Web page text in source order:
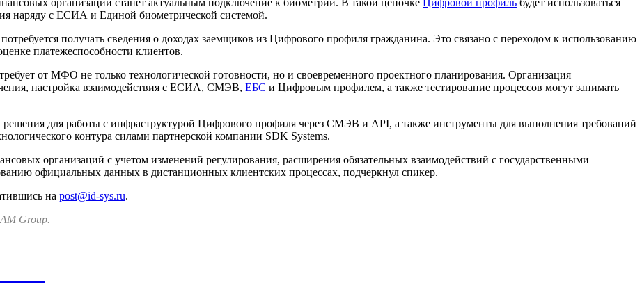
организаций станет актуальным подключение к биометрии. В такой цепочке Цифровой профиль будет использоваться
наряду с ЕСИА и Единой биометрической системой.
получать сведения о доходах заемщиков из Цифрового профиля гражданина. Это связано с переходом к использованию
платежеспособности клиентов.
от МФО не только технологической готовности, но и своевременного проектного планирования. Организация
настройка взаимодействия с ЕСИА, СМЭВ, ЕБС и Цифровым профилем, а также тестирование процессов могут занимать
решения для работы с инфраструктурой Цифрового профиля через СМЭВ и API, а также инструменты для выполнения требований
контура силами партнерской компании SDK Systems.
организаций с учетом изменений регулирования, расширения обязательных взаимодействий с государственными
официальных данных в дистанционных клиентских процессах, подчеркнул спикер.
на post@id-sys.ru.
Group.